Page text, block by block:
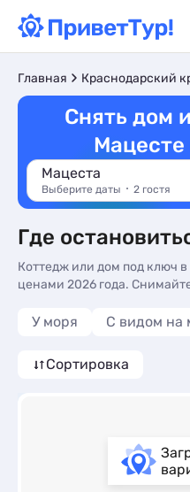
Главная Краснодарский
Снять дом
Мацесте
Мацеста
Выберите даты 2 гостя
Где
Коттедж или дом под ключ
ценами 2026 года.
напрямую связаться с
У моря С видом на
Сортировка